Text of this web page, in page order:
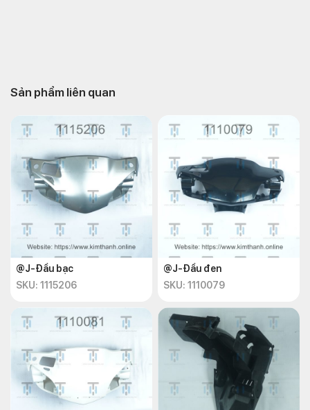
Sản phẩm liên quan
@J-Đầu bạc
SKU: 1115206
@J-Đầu đen
SKU: 1110079